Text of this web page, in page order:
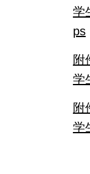
学
ps
附
学
附
学